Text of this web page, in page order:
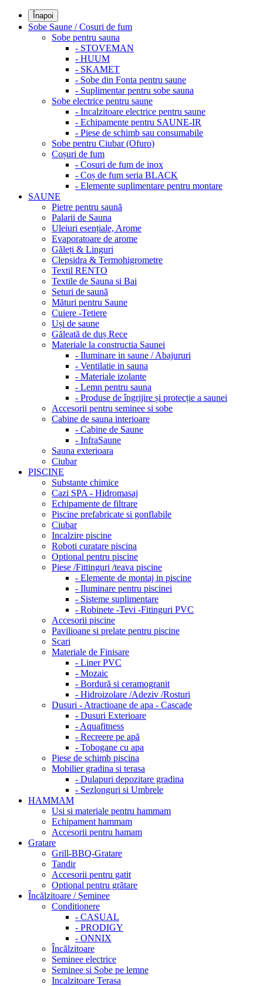
Înapoi
Sobe Saune / Cosuri de fum
Sobe pentru sauna
- STOVEMAN
- HUUM
- SKAMET
- Sobe din Fonta pentru saune
- Suplimentar pentru sobe sauna
Sobe electrice pentru saune
- Incalzitoare electrice pentru saune
- Echipamente pentru SAUNE-IR
- Piese de schimb sau consumabile
Sobe pentru Ciubar (Ofuro)
Coșuri de fum
- Cosuri de fum de inox
- Coș de fum seria BLACK
- Elemente suplimentare pentru montare
SAUNE
Pietre pentru saună
Palarii de Sauna
Uleiuri esențiale, Arome
Evaporatoare de arome
Găleți & Linguri
Clepsidra & Termohigrometre
Textil RENTO
Textile de Sauna si Bai
Seturi de saună
Mături pentru Saune
Cuiere -Tetiere
Uși de saune
Găleată de duș Rece
Materiale la constructia Saunei
- Iluminare in saune / Abajururi
- Ventilatie in sauna
- Materiale izolante
- Lemn pentru sauna
- Produse de îngrijire și protecție a saunei
Accesorii pentru seminee si sobe
Cabine de sauna interioare
- Cabine de Saune
- InfraSaune
Sauna exterioara
Ciubar
PISCINE
Substante chimice
Cazi SPA - Hidromasaj
Echipamente de filtrare
Piscine prefabricate si gonflabile
Ciubar
Incalzire piscine
Roboti curatare piscina
Optional pentru piscine
Piese /Fittinguri /teava piscine
- Elemente de montaj in piscine
- Iluminare pentru piscinei
- Sisteme suplimentare
- Robinete -Tevi -Fitinguri PVC
Accesorii piscine
Pavilioane si prelate pentru piscine
Scari
Materiale de Finisare
- Liner PVC
- Mozaic
- Bordură si ceramogranit
- Hidroizolare /Adeziv /Rosturi
Dusuri - Atractioane de apa - Cascade
- Dusuri Exterioare
- Aquafitness
- Recreere pe apă
- Tobogane cu apa
Piese de schimb piscina
Mobilier gradina si terasa
- Dulapuri depozitare gradina
- Sezlonguri si Umbrele
HAMMAM
Usi si materiale pentru hammam
Echipament hammam
Accesorii pentru hamam
Gratare
Grill-BBQ-Gratare
Tandir
Accesorii pentru gatit
Optional pentru grătare
Încălzitoare / Șeminee
Conditionere
- CASUAL
- PRODIGY
- ONNIX
Încălzitoare
Seminee electrice
Seminee si Sobe pe lemne
Incalzitoare Terasa